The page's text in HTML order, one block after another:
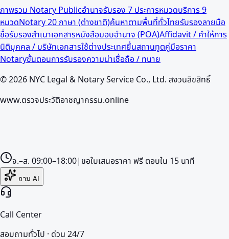
ภาพรวม Notary Publicอำนาจรับรอง 7 ประการหมวดบริการ 9
หมวดNotary 20 ภาษา (ต่างชาติ)ค้นหาตามพื้นที่ทั่วไทยรับรองลายมือ
ชื่อรับรองสำเนาเอกสารหนังสือมอบอำนาจ (POA)Affidavit / คำให้การ
นิติบุคคล / บริษัทเอกสารใช้ต่างประเทศยื่นสถานทูตคู่มือราคา
Notaryขั้นตอนการรับรองความน่าเชื่อถือ / ทนาย
©2026 NYC Legal & Notary Service Co., Ltd. สงวนลิขสิทธิ์
www.ตรวจประวัติอาชญากรรม.online
จ.–ส. 09:00–18:00| ขอใบเสนอราคา ฟรี ตอบใน 15 นาที
ถาม AI
Call Center
สอบถามทั่วไป · ด่วน 24/7